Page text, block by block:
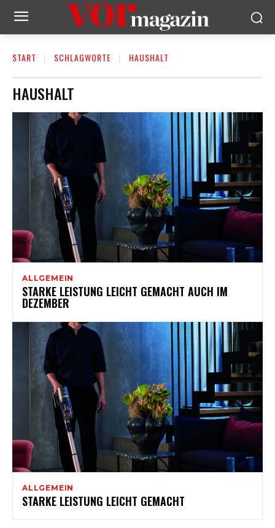
START SCHLAGWORTE HAUSHALT
HAUSHALT
ALLGEMEIN
STARKE LEISTUNG LEICHT GEMACHT AUCH IM
DEZEMBER
ALLGEMEIN
STARKE LEISTUNG LEICHT GEMACHT